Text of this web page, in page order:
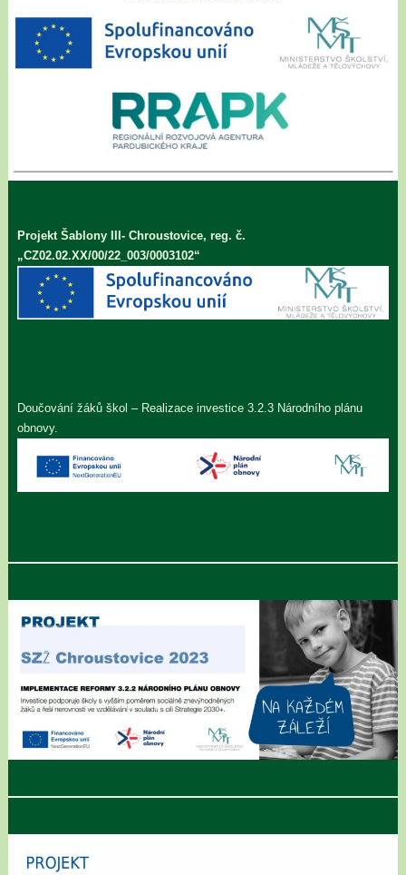
Projekt Šablony III- Chroustovice, reg. č.
„CZ02.02.XX/00/22_003/0003102“
Doučování žáků škol – Realizace investice 3.2.3 Národního plánu
obnovy.